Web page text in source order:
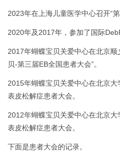
2023年在上海儿童医学中心召开“
2020年及2017年，参加了国际
2017年蝴蝶宝贝关爱中心在北京顺
贝-第三届EB全国患者大会”。
2015年蝴蝶宝贝关爱中心在北京
表皮松解症患者大会。
2012年蝴蝶宝贝关爱中心在北京
表皮松解症患者大会。
下面是患者大会的记录。